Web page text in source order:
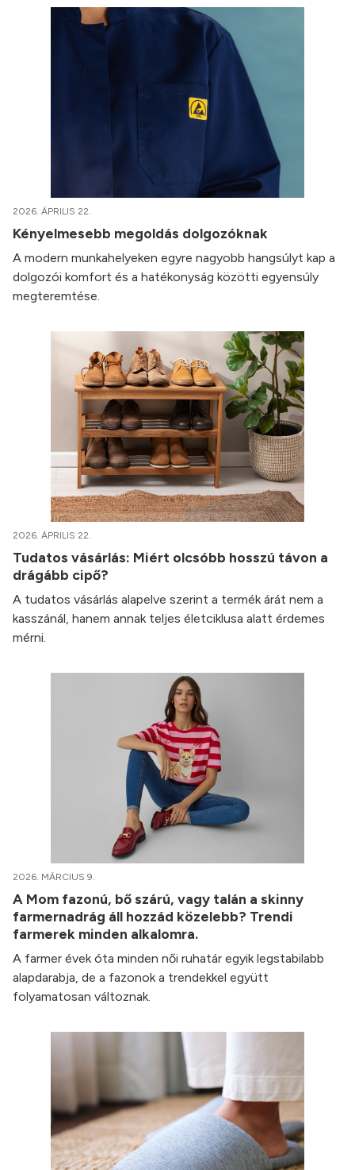
2026. ÁPRILIS 22.
Kényelmesebb megoldás dolgozóknak
A modern munkahelyeken egyre nagyobb hangsúlyt kap a
dolgozói komfort és a hatékonyság közötti egyensúly
megteremtése.
2026. ÁPRILIS 22.
Tudatos vásárlás: Miért olcsóbb hosszú távon a
drágább cipő?
A tudatos vásárlás alapelve szerint a termék árát nem a
kasszánál, hanem annak teljes életciklusa alatt érdemes
mérni.
2026. MÁRCIUS 9.
A Mom fazonú, bő szárú, vagy talán a skinny
farmernadrág áll hozzád közelebb? Trendi
farmerek minden alkalomra.
A farmer évek óta minden női ruhatár egyik legstabilabb
alapdarabja, de a fazonok a trendekkel együtt
folyamatosan változnak.